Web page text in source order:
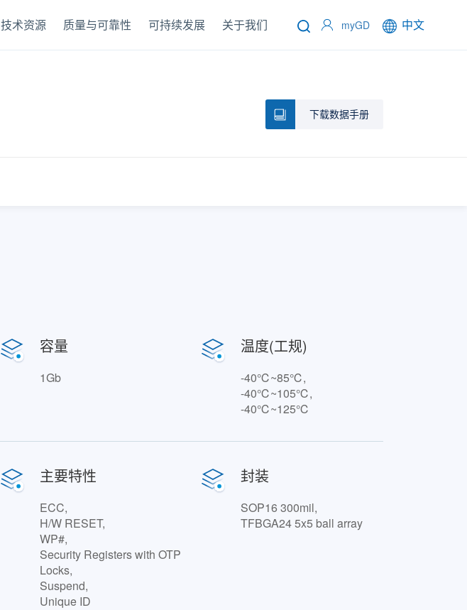
技术资源 质量与可靠性 可持续发展 关于我们 myGD 中文
下载数据手册
容量
1Gb
温度(工规)
-40℃~85℃,
-40℃~105℃,
-40℃~125℃
主要特性
ECC,
H/W RESET,
WP#,
Security Registers with OTP
Locks,
Suspend,
Unique ID
封装
SOP16 300mil,
TFBGA24 5x5 ball array